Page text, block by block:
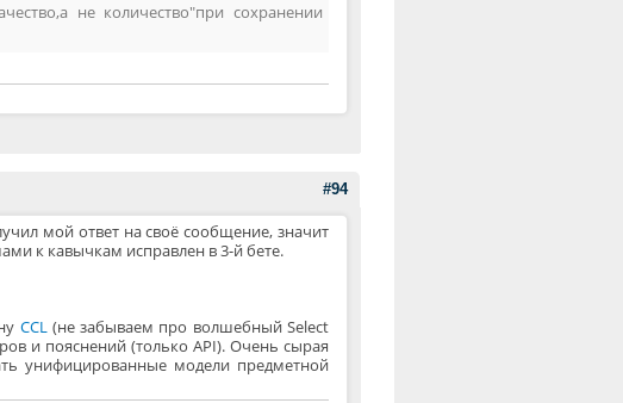
не количество"при сохранении
#94
мой ответ на своё сообщение, значит
к кавычкам исправлен в 3-й бете.
CCL(не забываем про волшебный Select
и пояснений (только API). Очень сырая
унифицированные модели предметной